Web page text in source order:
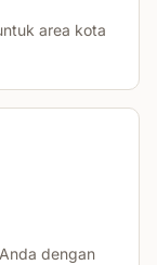
area kota
dengan